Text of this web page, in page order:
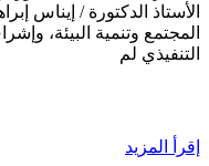
الأستاذ الدكتورة / إيناس
المجتمع وتنمية البيئة،
التنفيذي لم
إقرأ المزيد